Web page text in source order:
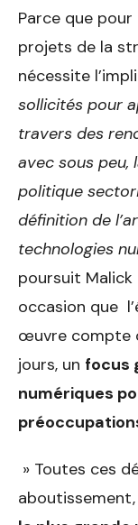
Parce que pour
projets de la
nécessite
sollicités pour
travers des
avec sous
politique
définition de
technologies
poursuit Malick
occasion que
œuvre compte
jours, un focus
numériques
» Toutes ces